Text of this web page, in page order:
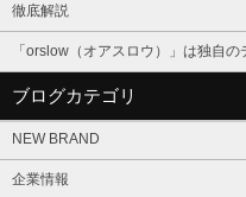
徹底解説
「orslow（オアスロウ）」は独自
ブログカテゴリ
NEW BRAND
企業情報